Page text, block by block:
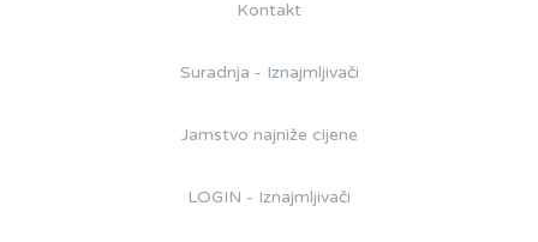
Kontakt
Suradnja - Iznajmljivači
Jamstvo najniže cijene
LOGIN - Iznajmljivači